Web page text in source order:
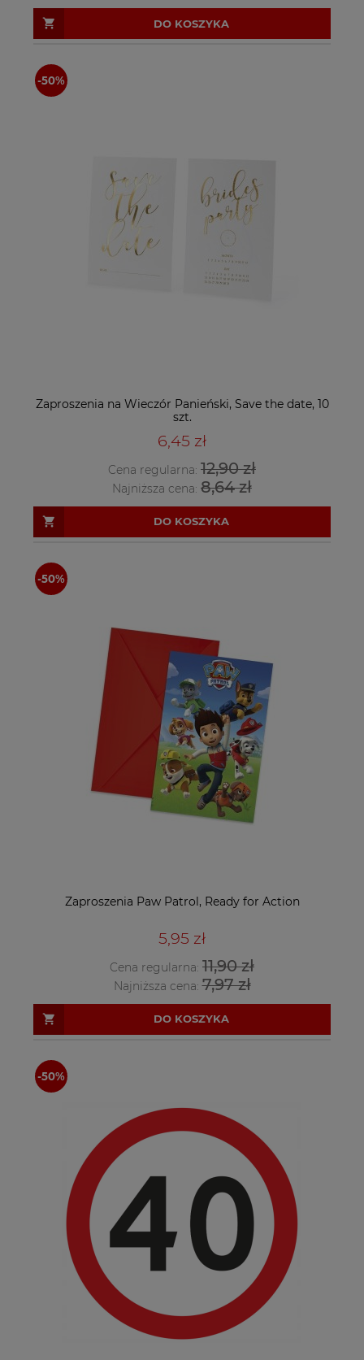
DO KOSZYKA
Zaproszenia na Wieczór Panieński, Save the date, 10
szt.
6,45 zł
Cena regularna: 12,90 zł
Najniższa cena: 8,64 zł
DO KOSZYKA
Zaproszenia Paw Patrol, Ready for Action
5,95 zł
Cena regularna: 11,90 zł
Najniższa cena:7,97 zł
DO KOSZYKA